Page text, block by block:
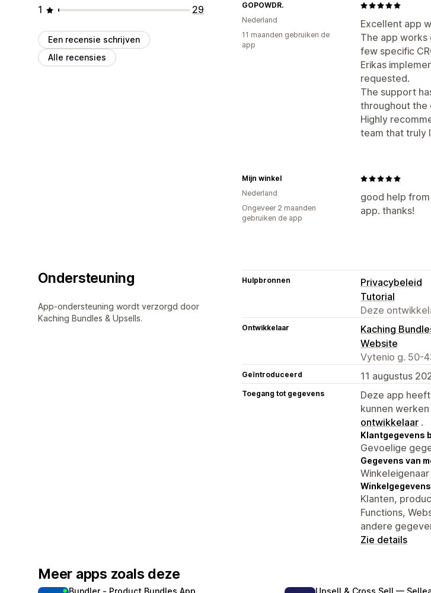
1
29
Een recensie schrijven
Alle recensies
Excellent app
The app works
few specific
Erikas
requested.
The support
throughout the
Highly
team that truly
GOPOWDR.
Nederland
11 maanden gebruiken de
app
good help
app. thanks!
Mijn winkel
Nederland
Ongeveer 2 maanden
gebruiken de app
Ondersteuning
App-ondersteuning wordt verzorgd door
Kaching Bundles & Upsells.
Hulpbronnen
Privacybeleid
Tutorial
Deze
Ontwikkelaar
Kaching
Website
Vytenio g. 50-
Geïntroduceerd 11 augustus
Toegang tot gegevens
Deze app
kunnen
ontwikkelaar .
Klantgegevens
Gevoelige
Gegevens van
Winkeleigenaar
Klanten,
Functions,
andere
Zie details
Meer apps zoals deze